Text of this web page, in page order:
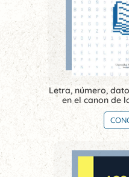
Letra, número,
en el canon de